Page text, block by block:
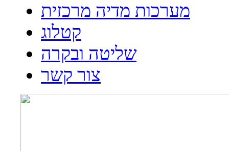
מערכות מדיה מרכזית
קטלוג
שליטה ובקרה
צור קשר